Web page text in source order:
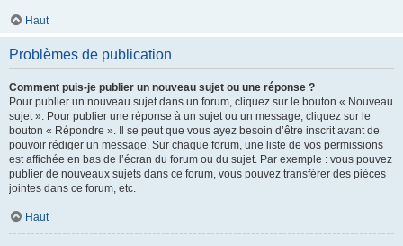
Haut
Problèmes de publication
Comment puis-je publier un nouveau sujet ou une réponse ?
Pour publier un nouveau sujet dans un forum, cliquez sur le bouton « Nouveau
sujet ». Pour publier une réponse à un sujet ou un message, cliquez sur le
bouton « Répondre ». Il se peut que vous ayez besoin d’être inscrit avant de
pouvoir rédiger un message. Sur chaque forum, une liste de vos permissions
est affichée en bas de l’écran du forum ou du sujet. Par exemple : vous pouvez
publier de nouveaux sujets dans ce forum, vous pouvez transférer des pièces
jointes dans ce forum, etc.
Haut